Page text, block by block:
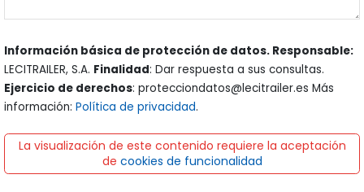
Información básica de protección de datos. Responsable:
LECITRAILER, S.A. Finalidad: Dar respuesta a sus consultas.
Ejercicio de derechos: protecciondatos@lecitrailer.es Más
información: Política de privacidad.
La visualización de este contenido requiere la aceptación
de cookies de funcionalidad